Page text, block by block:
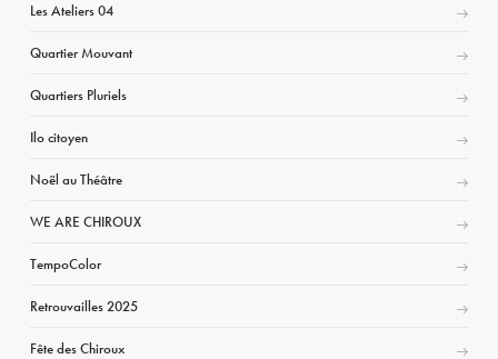
Les Ateliers 04
Quartier Mouvant
Quartiers Pluriels
Ilo citoyen
Noël au Théâtre
WE ARE CHIROUX
TempoColor
Retrouvailles 2025
Fête des Chiroux